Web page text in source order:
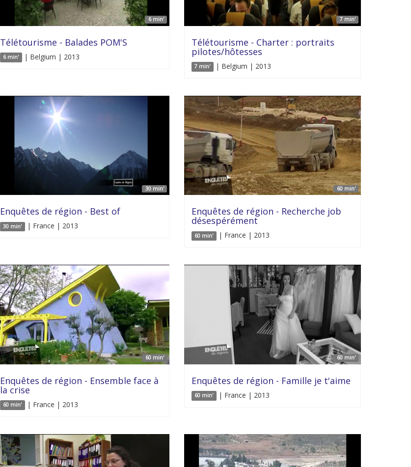
6 min'
Télétourisme - Balades POM'S
6 min' | Belgium | 2013
7 min'
Télétourisme - Charter : portraits
pilotes/hôtesses
7 min' | Belgium | 2013
30 min'
Enquêtes de région - Best of
30 min' | France | 2013
60 min'
Enquêtes de région - Recherche job
désespérément
60 min' | France | 2013
60 min'
Enquêtes de région - Ensemble face à
la crise
60 min' | France | 2013
60 min'
Enquêtes de région - Famille je t'aime
60 min' | France | 2013